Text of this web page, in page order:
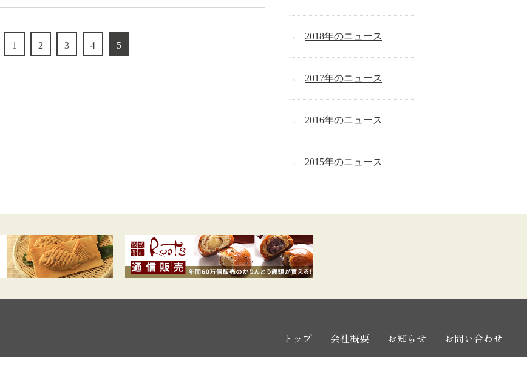
1 2 3 4 5
2018年のニュース
2017年のニュース
2016年のニュース
2015年のニュース
トップ 会社概要 お知らせ お問い合わせ